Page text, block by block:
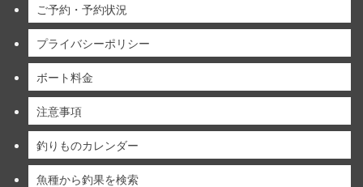
ご予約・予約状況
プライバシーポリシー
ボート料金
注意事項
釣りものカレンダー
魚種から釣果を検索